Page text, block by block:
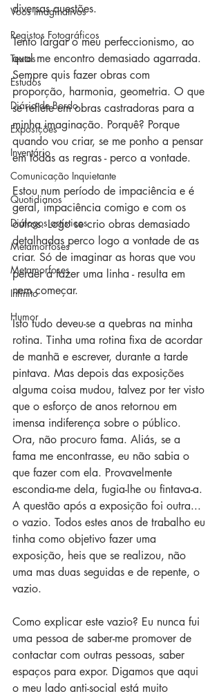
Voos Imaginativos
Registos Fotográficos
Textos
Estudos
Diário de Bordo
Exposições
Inventário
Comunicação Inquietante
Quotidianos
Diálogos artísticos
Metamorfoses
Metamorfoses
Infinito
Humor
diversas questões.
Tento largar o meu perfeccionismo, ao
qual me encontro demasiado agarrada.
Sempre quis fazer obras com
proporção, harmonia, geometria. O que
se reflete em obras castradoras para a
minha imaginação. Porquê? Porque
quando vou criar, se me ponho a pensar
em todas as regras - perco a vontade.
Estou num período de impaciência e é
geral, impaciência comigo e com os
outros. Logo se crio obras demasiado
detalhadas perco logo a vontade de as
criar. Só de imaginar as horas que vou
perder a fazer uma linha - resulta em
nem começar.
Isto tudo deveu-se a quebras na minha
rotina. Tinha uma rotina fixa de acordar
de manhã e escrever, durante a tarde
pintava. Mas depois das exposições
alguma coisa mudou, talvez por ter visto
que o esforço de anos retornou em
imensa indiferença sobre o público.
Ora, não procuro fama. Aliás, se a
fama me encontrasse, eu não sabia o
que fazer com ela. Provavelmente
escondia-me dela, fugia-lhe ou fintava-a.
A questão após a exposição foi outra...
o vazio. Todos estes anos de trabalho eu
tinha como objetivo fazer uma
exposição, heis que se realizou, não
uma mas duas seguidas e de repente, o
vazio.
Como explicar este vazio? Eu nunca fui
uma pessoa de saber-me promover de
contactar com outras pessoas, saber
espaços para expor. Digamos que aqui
o meu lado anti-social está muito